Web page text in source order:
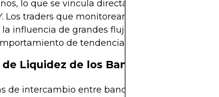
lo que se vincula directamente con el
Los traders que monitorean este par a menudo
influencia de grandes flujos de swaps
de tendencia.
Liquidez de los Bancos Centrales
de intercambio entre bancos centrales están